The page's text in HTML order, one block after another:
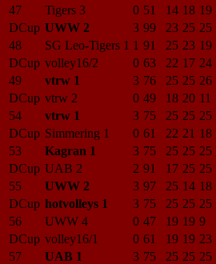
47
Tigers 3 0 51 14 18 19
DCup UWW 2 3 99 23 25 25
48
SG Leo-Tigers 1 1 91 25 23 19
DCup volley16/2 0 63 22 17 24
49
vtrw 1 3 76 25 25 26
DCup vtrw 2 0 49 18 20 11
54
vtrw 1 3 75 25 25 25
DCup Simmering 1 0 61 22 21 18
53
Kagran 1 3 75 25 25 25
DCup UAB 2 2 91 17 25 25
55
UWW 2 3 97 25 14 18
DCup hotvolleys 1 3 75 25 25 25
56
UWW 4 0 47 19 19 9
DCup volley16/1 0 61 19 19 23
57
UAB 1 3 75 25 25 25